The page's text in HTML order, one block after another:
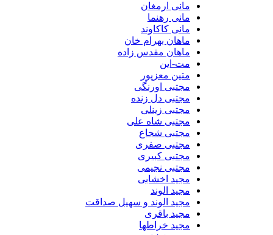
مانی ارمغان
مانی رهنما
مانی کاکاوند
ماهان بهرام خان
ماهان مقدس زاده
مت-این
متین معزپور
مجتبی اورنگی
مجتبی دل زنده
مجتبی زینلی
مجتبی شاه علی
مجتبی شجاع
مجتبی صفری
مجتبی کبیری
مجتبی نجیمی
مجید اخشابی
مجید الوند‎
مجید الوند و سهیل صداقت
مجید باقری
مجید خراطها